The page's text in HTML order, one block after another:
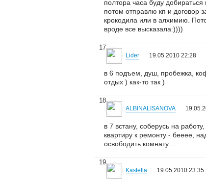
полтора часа буду
потом отправлю кп и договор
крокодила или в алхимию.
вроде все высказала:))))
17
Lider 19.05.2010 22:28
в 6 подъем, душ, пробежка,
отдых ) как-то так )
18
ALBINALISANOVA
в 7 встану, соберусь на
квартиру к ремонту - бееее,
освободить комнату....
19
Kastella 19.05.2010 23:35